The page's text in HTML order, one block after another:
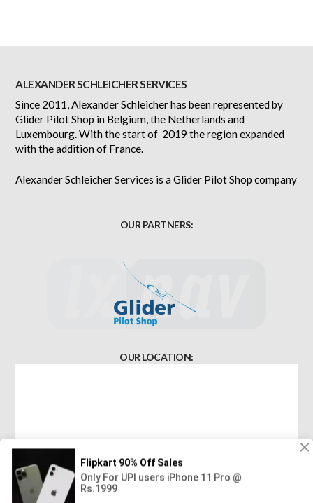
ALEXANDER SCHLEICHER SERVICES
Since 2011, Alexander Schleicher has been represented by
Glider Pilot Shop in Belgium, the Netherlands and
Luxembourg. With the start of 2019 the region expanded
with the addition of France.
Alexander Schleicher Services is a Glider Pilot Shop company
OUR PARTNERS:
OUR LOCATION: